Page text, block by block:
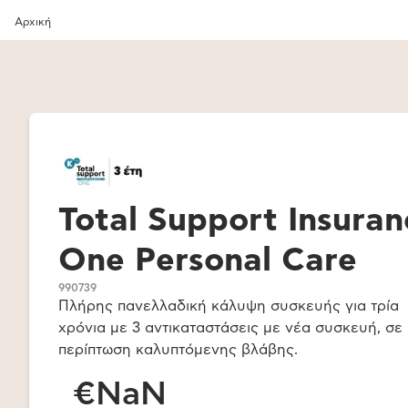
Αρχική
Total Support
One Personal Care
990739
Πλήρης πανελλαδική κάλυψη συσκευής για τρία
χρόνια με 3 αντικαταστάσεις με νέα συσκευή, σε
περίπτωση καλυπτόμενης βλάβης.
€NaN